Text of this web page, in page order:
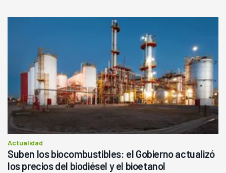
Actualidad
Suben los biocombustibles: el Gobierno actualizó
los precios del biodiésel y el bioetanol